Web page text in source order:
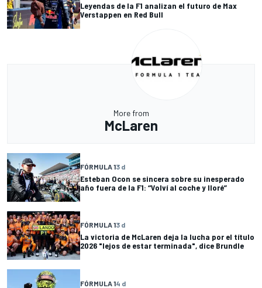
Leyendas de la F1 analizan el futuro de Max
Verstappen en Red Bull
More from
McLaren
FÓRMULA 13 d
Esteban Ocon se sincera sobre su inesperado
año fuera de la F1: “Volví al coche y lloré”
FÓRMULA 13 d
La victoria de McLaren deja la lucha por el título
2026 "lejos de estar terminada", dice Brundle
FÓRMULA 14 d